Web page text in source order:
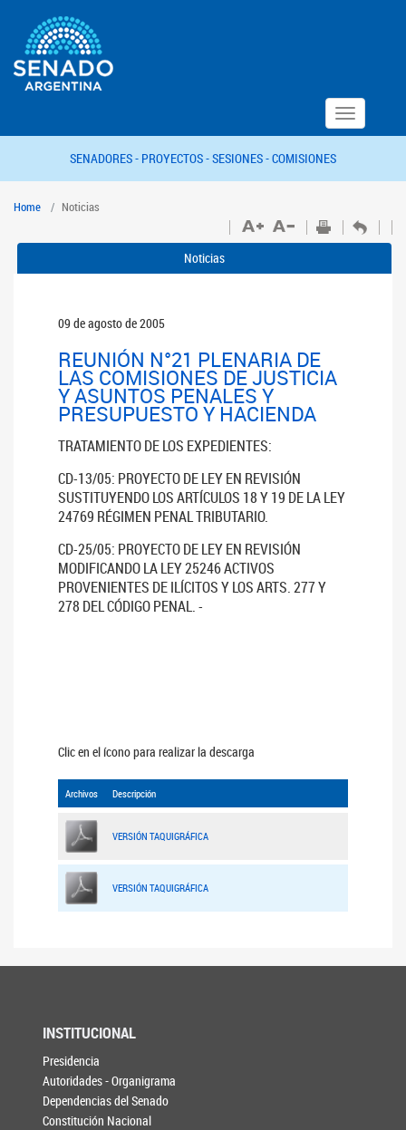
Toggle
navigation
SENADORES - PROYECTOS -SESIONES -COMISIONES
Home Noticias
Noticias
09 de agosto de 2005
REUNIÓN N°21 PLENARIA DE
LAS COMISIONES DE JUSTICIA
Y ASUNTOS PENALES Y
PRESUPUESTO Y HACIENDA
TRATAMIENTO DE LOS EXPEDIENTES:
CD-13/05: PROYECTO DE LEY EN REVISIÓN
SUSTITUYENDO LOS ARTÍCULOS 18 Y 19 DE LA LEY
24769 RÉGIMEN PENAL TRIBUTARIO.
CD-25/05: PROYECTO DE LEY EN REVISIÓN
MODIFICANDO LA LEY 25246 ACTIVOS
PROVENIENTES DE ILÍCITOS Y LOS ARTS. 277 Y
278 DEL CÓDIGO PENAL. -
Clic en el ícono para realizar la descarga
Archivos Descripción
VERSIÓN TAQUIGRÁFICA
VERSIÓN TAQUIGRÁFICA
INSTITUCIONAL
Presidencia
Autoridades - Organigrama
Dependencias del Senado
Constitución Nacional